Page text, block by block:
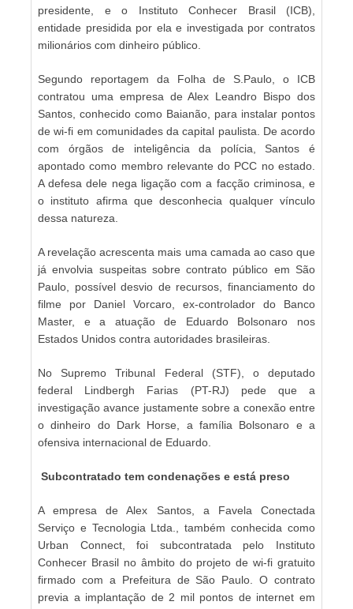
presidente, e o Instituto Conhecer Brasil (ICB),
entidade presidida por ela e investigada por contratos
milionários com dinheiro público.
Segundo reportagem da Folha de S.Paulo, o ICB
contratou uma empresa de Alex Leandro Bispo dos
Santos, conhecido como Baianão, para instalar pontos
de wi-fi em comunidades da capital paulista. De acordo
com órgãos de inteligência da polícia, Santos é
apontado como membro relevante do PCC no estado.
A defesa dele nega ligação com a facção criminosa, e
o instituto afirma que desconhecia qualquer vínculo
dessa natureza.
A revelação acrescenta mais uma camada ao caso que
já envolvia suspeitas sobre contrato público em São
Paulo, possível desvio de recursos, financiamento do
filme por Daniel Vorcaro, ex-controlador do Banco
Master, e a atuação de Eduardo Bolsonaro nos
Estados Unidos contra autoridades brasileiras.
No Supremo Tribunal Federal (STF), o deputado
federal Lindbergh Farias (PT-RJ) pede que a
investigação avance justamente sobre a conexão entre
o dinheiro do Dark Horse, a família Bolsonaro e a
ofensiva internacional de Eduardo.
Subcontratado tem condenações e está preso
A empresa de Alex Santos, a Favela Conectada
Serviço e Tecnologia Ltda., também conhecida como
Urban Connect, foi subcontratada pelo Instituto
Conhecer Brasil no âmbito do projeto de wi-fi gratuito
firmado com a Prefeitura de São Paulo. O contrato
previa a implantação de 2 mil pontos de internet em